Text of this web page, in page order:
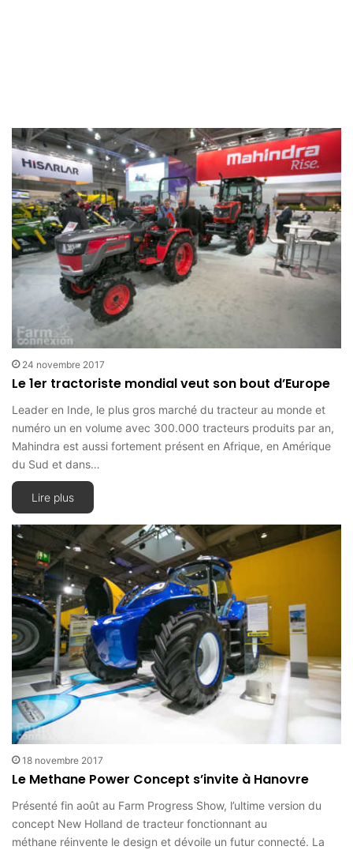
24 novembre 2017
Le 1er tractoriste mondial veut son bout d’Europe
Leader en Inde, le plus gros marché du tracteur au monde et
numéro un en volume avec 300.000 tracteurs produits par an,
Mahindra est aussi fortement présent en Afrique, en Amérique
du Sud et dans…
Lire plus
18 novembre 2017
Le Methane Power Concept s’invite à Hanovre
Présenté fin août au Farm Progress Show, l’ultime version du
concept New Holland de tracteur fonctionnant au
méthane réinvente le design et dévoile un futur connecté. La